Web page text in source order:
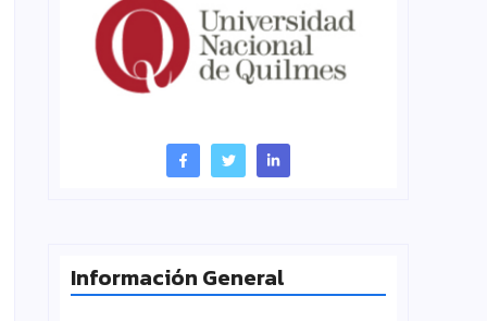
Información General